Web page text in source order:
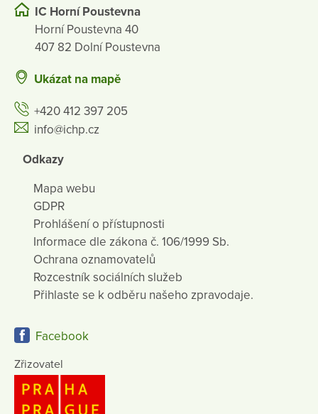
IC Horní Poustevna
Horní Poustevna 40
407 82 Dolní Poustevna
Ukázat na mapě
+420 412 397 205
info@ichp.cz
Odkazy
Mapa webu
GDPR
Prohlášení o přístupnosti
Informace dle zákona č. 106/1999 Sb.
Ochrana oznamovatelů
Rozcestník sociálních služeb
Přihlaste se k odběru našeho zpravodaje.
Facebook
Zřizovatel